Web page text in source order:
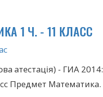
1 Ч. - 11 КЛАСС
атестація) - ГИА 2014:
Предмет Математика.